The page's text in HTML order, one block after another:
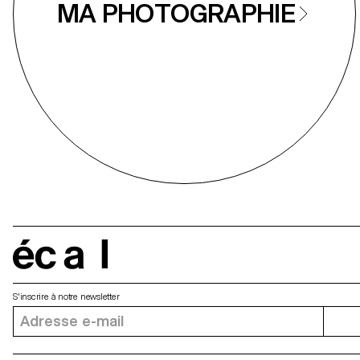
MA PHOTOGRAPHIE
S'inscrire à notre newsletter